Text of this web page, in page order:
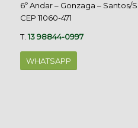
6º Andar – Gonzaga – Santos/
CEP 11060-471
T.13 98844-0997
WHATSAPP